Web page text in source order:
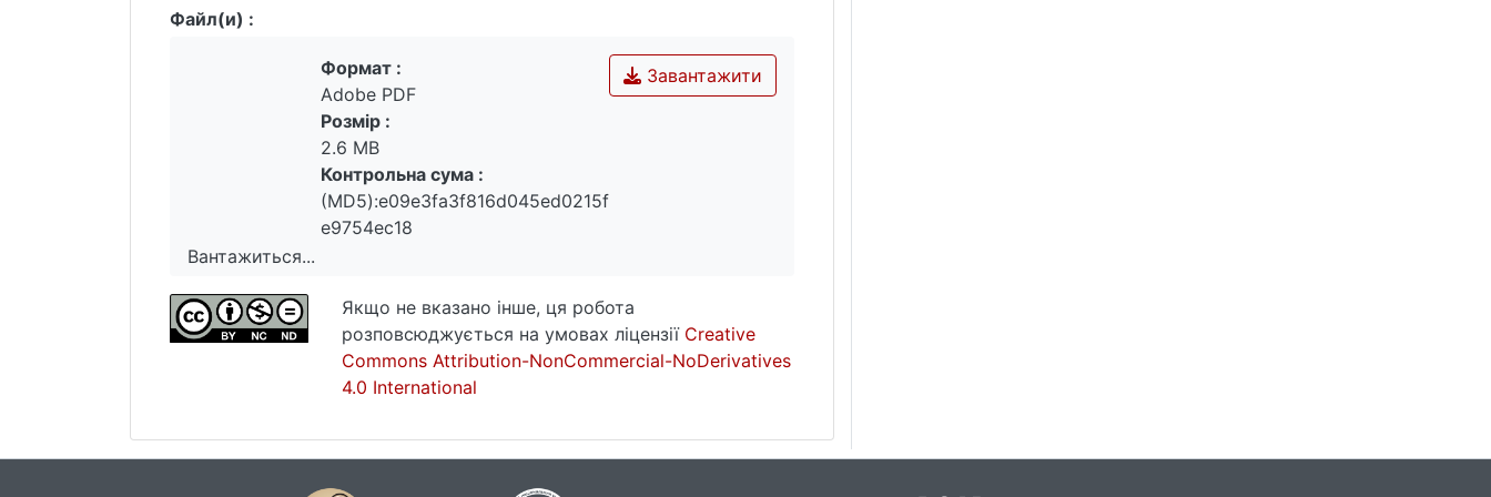
Файл(и) :
Вантажиться...
Вантажиться...
Завантажити
Формат :
Adobe PDF
Розмір :
2.6 MB
Контрольна сума :
(MD5):e09e3fa3f816d045ed0215f
e9754ec18
Якщо не вказано інше, ця робота
розповсюджується на умовах ліцензії Creative
Commons Attribution-NonCommercial-NoDerivatives
4.0 International